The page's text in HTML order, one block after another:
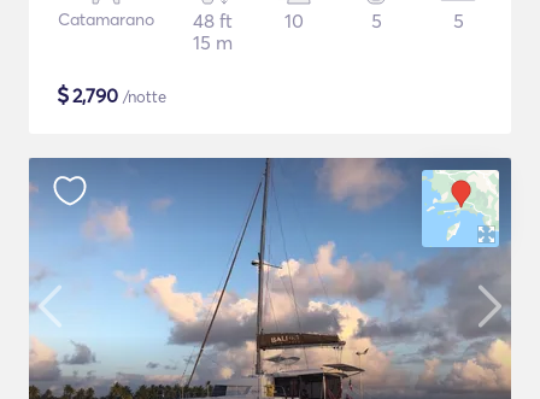
Catamarano
48 ft
15 m
10 5 5
$2,790 /notte